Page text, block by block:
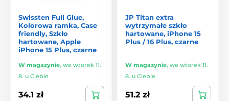
Swissten Full Glue,
Kolorowa ramka, Case
friendly, Szkło
hartowane, Apple
iPhone 15 Plus, czarne
W magazynie, we wtorek 11.
8. u Ciebie
34.1 zł
JP Titan extra
wytrzymałe szkło
hartowane, iPhone 15
Plus / 16 Plus, czarne
W magazynie, we wtorek 11.
8. u Ciebie
51.2 zł